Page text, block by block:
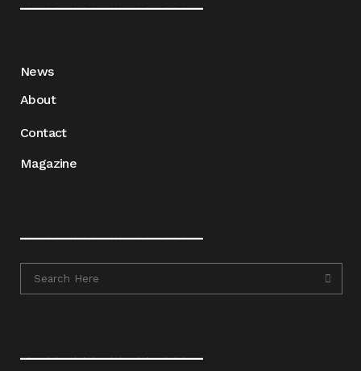
News
About
Contact
Magazine